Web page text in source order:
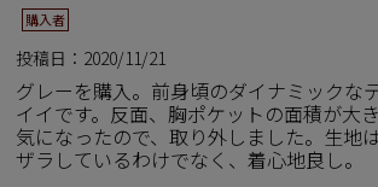
購入者
投稿日 2020/11/21
グレーを購入。前身頃のダイナミックな
イイです。反面、胸ポケットの面積が大
気になったので、取り外しました。生地
ザラしているわけでなく、着心地良し。